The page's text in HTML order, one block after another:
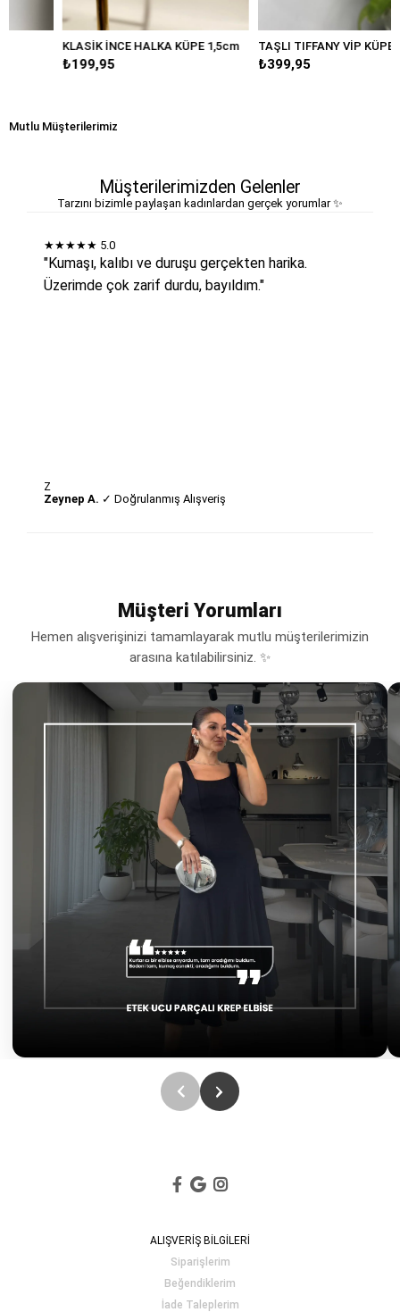
KLASİK İNCE HALKA KÜPE 1,5cm
₺199,95
TAŞLI TIFFANY VİP KÜPE
₺399,95
Mutlu Müşterilerimiz
Müşterilerimizden Gelenler
Tarzını bizimle paylaşan kadınlardan gerçek yorumlar ✨
★★★★★ 5.0
"Kumaşı, kalıbı ve duruşu gerçekten harika.
Üzerimde çok zarif durdu, bayıldım."
Z
Zeynep A. ✓ Doğrulanmış Alışveriş
Müşteri Yorumları
Hemen alışverişinizi tamamlayarak mutlu müşterilerimizin
arasına katılabilirsiniz. ✨
ALIŞVERİŞ BİLGİLERİ
Siparişlerim
Beğendiklerim
İade Taleplerim